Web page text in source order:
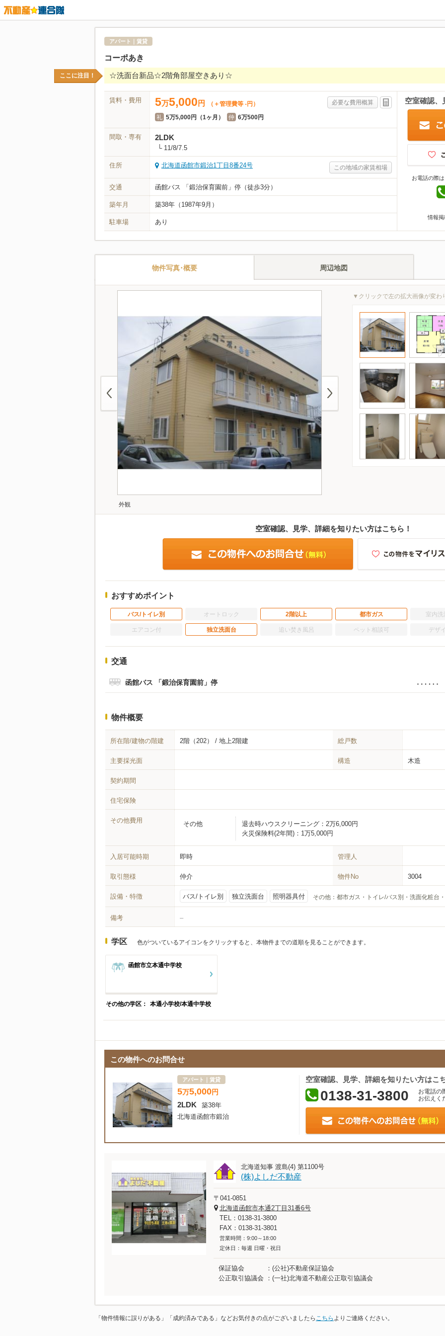
アパート｜賃貸
コーポあき
ここに注目！ ☆洗面台新品☆2階角部屋空きあり☆
賃料・費用 必要な費用概算
5万5,000 円
（＋管理費等 -円）
礼 5万5,000円（1ヶ月） 仲 6万500円
間取・専有 2LDK
└ 11/8/7.5
住所 この地域の家賃相場
北海道函館市鍛治1丁目8番24号
交通 函館バス 「鍛治保育園前」停（徒歩3分）
築年月 築38年 （1987年9月）
駐車場 あり
空室確認、
お電話の際は
情報掲
物件写真･概要 周辺地図
外観
▼クリックで左の拡大画像が変わ
空室確認、見学、詳細を知りたい方はこちら！
おすすめポイント
バス/トイレ別 オートロック 2階以上 都市ガス 室内
エアコン付 独立洗面台 追い焚き風呂 ペット相談可 デザ
交通
函館バス 「鍛治保育園前」停
物件概要
所在階/建物の階建 2階（202） / 地上2階建 総戸数
主要採光面 構造 木造
契約期間
住宅保険
その他費用 その他 退去時ハウスクリーニング： 2万6,000円
火災保険料(2年間)： 1万5,000円
入居可能時期 即時 管理人
取引態様 仲介 物件No 3004
設備・特徴 バス/トイレ別 独立洗面台 照明器具付 その他： 都市ガス・トイレ/バス別・洗面化粧台
備考 –
学区 色がついているアイコンをクリックすると、本物件までの道順を見ることができます。
函館市立本通中学校
その他の学区： 本通小学校/本通中学校
この物件へのお問合せ
アパート｜賃貸
5万5,000円
2LDK
築38年
北海道函館市鍛治
空室確認、見学、詳細を知りたい方はこ
0138-31-3800
お電話の
お伝えく
北海道知事 渡島(4) 第1100号
(株)よしだ不動産
〒041-0851
北海道函館市本通2丁目31番6号
TEL：0138-31-3800
FAX：0138-31-3801
営業時間：9:00～18:00
定休日：毎週 日曜・祝日
保証協会
(公社)不動産保証協会
公正取引協議会
(一社)北海道不動産公正取引協議会
「物件情報に誤りがある」「成約済みである」などお気付きの点がございましたら こちら よりご連絡ください。